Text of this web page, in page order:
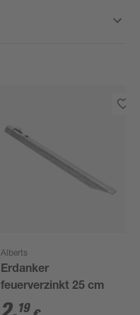
Alberts
Erdanker
feuerverzinkt 25 cm
19